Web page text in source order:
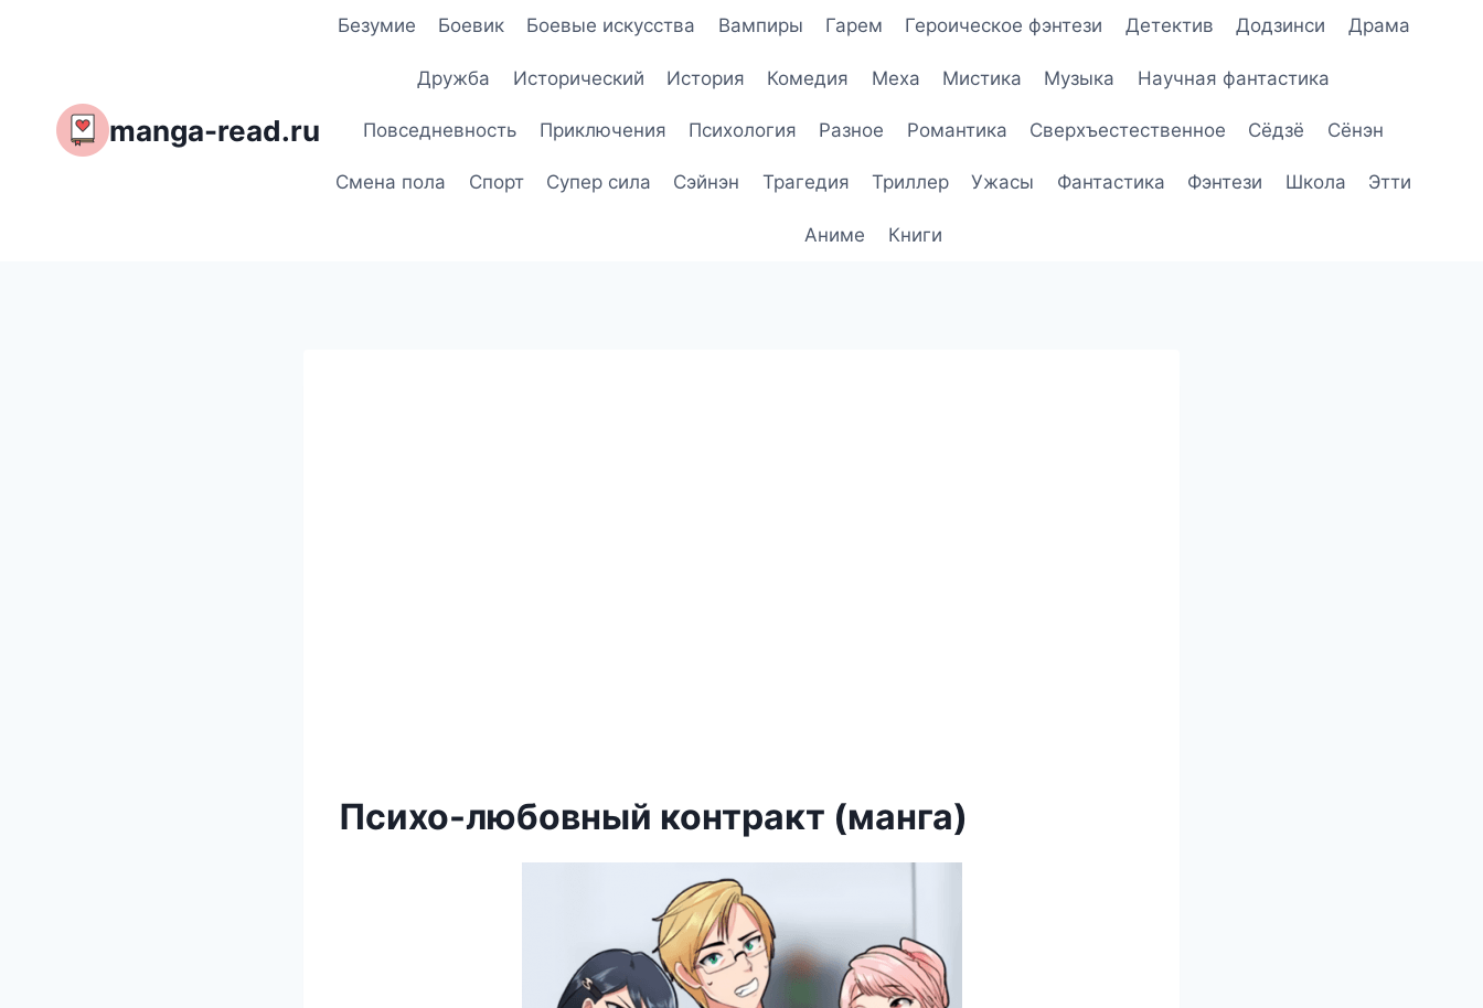
manga-read.ru
Безумие Боевик Боевые искусства Вампиры Гарем Героическое фэнтези Детектив Додзинси Драма
Дружба Исторический История Комедия Меха Мистика Музыка Научная фантастика
Повседневность Приключения Психология Разное Романтика Сверхъестественное Сёдзё Сёнэн
Смена пола Спорт Супер сила Сэйнэн Трагедия Триллер Ужасы Фантастика Фэнтези Школа Этти
Аниме Книги
Психо-любовный контракт (манга)